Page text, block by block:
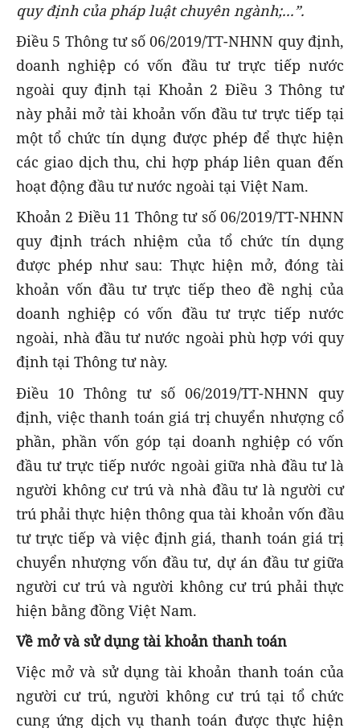
quy định của pháp luật chuyên ngành;...”.
Điều 5 Thông tư số 06/2019/TT-NHNN quy định,
doanh nghiệp có vốn đầu tư trực tiếp nước
ngoài quy định tại Khoản 2 Điều 3 Thông tư
này phải mở tài khoản vốn đầu tư trực tiếp tại
một tổ chức tín dụng được phép để thực hiện
các giao dịch thu, chi hợp pháp liên quan đến
hoạt động đầu tư nước ngoài tại Việt Nam.
Khoản 2 Điều 11 Thông tư số 06/2019/TT-NHNN
quy định trách nhiệm của tổ chức tín dụng
được phép như sau: Thực hiện mở, đóng tài
khoản vốn đầu tư trực tiếp theo đề nghị của
doanh nghiệp có vốn đầu tư trực tiếp nước
ngoài, nhà đầu tư nước ngoài phù hợp với quy
định tại Thông tư này.
Điều 10 Thông tư số 06/2019/TT-NHNN quy
định, việc thanh toán giá trị chuyển nhượng cổ
phần, phần vốn góp tại doanh nghiệp có vốn
đầu tư trực tiếp nước ngoài giữa nhà đầu tư là
người không cư trú và nhà đầu tư là người cư
trú phải thực hiện thông qua tài khoản vốn đầu
tư trực tiếp và việc định giá, thanh toán giá trị
chuyển nhượng vốn đầu tư, dự án đầu tư giữa
người cư trú và người không cư trú phải thực
hiện bằng đồng Việt Nam.
Về mở và sử dụng tài khoản thanh toán
Việc mở và sử dụng tài khoản thanh toán của
người cư trú, người không cư trú tại tổ chức
cung ứng dịch vụ thanh toán được thực hiện